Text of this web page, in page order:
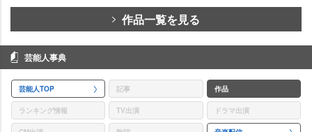
作品一覧を見る
芸能人事典
芸能人TOP 記事 作品
ランキング情報 TV出演 ドラマ出演